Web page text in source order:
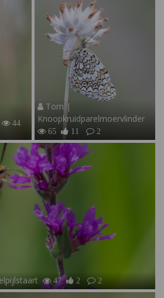
44
Tom |
Knoopkruidparelmoervlinder
65 11 2
47 2 2